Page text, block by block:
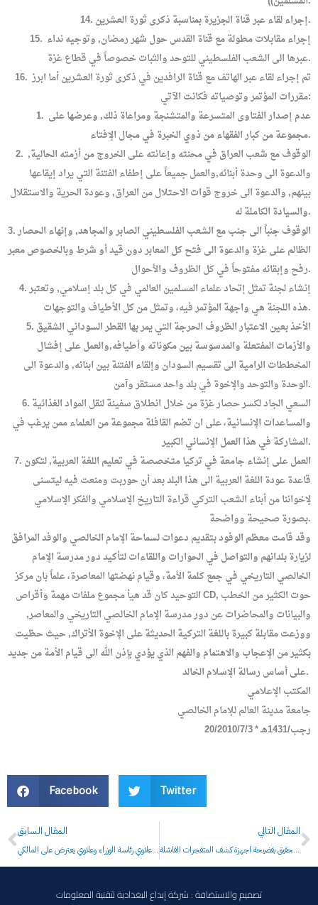
14. إجراء لقاء عبر قناة الجزيرة بمناسبة ذكرى ثورة العشرين.
15. إجراء مقابلات مطولة مع قناة القدس حول شهر رمضان, وتوجيه نداء
عبرها الى الشعب الفلسطيني للتوحد والثبات خصوصاً في قطاع غزة.
16. تم إجراء لقاء عبر الهاتف مع قناة الرافدين في ذكرى ثورة العشرين أما ابرز
مقررات المؤتمر وتوصياته فكانت الآتي:
1. عدم إصدار الفتاوى المتسرعة والمتشنجة ومراعاة ذلك, وعرضها على
مجموعة من كبار الفقهاء من ذوي الخبرة في مجال الإفتاء.
2. الوقوف مع شعب العراق في محنته وإعانته على الخروج من أزمته الحالية,
والدعوة الى وحدة أبنائه,والعمل جميعاً على إطفاء الفتنة التي يراد إيقاعها
بينهم, والدعوة الى خروج قوات الاحتلال من العراق, وعودة الحرية والاستقلال
والسيادة الكاملة له.
3. الوقوف جنباً الى جنب مع الشعب الفلسطيني الصابر والمجاهد, وإنهاء الحصار
الظالم على غزة والدعوة الى فتح كل المعابر دون قيد أو شرط وبالخصوص معبر
رفح وإبقائه مفتوحاً في كل الظروف والأحوال.
4. إنشاء لجنة تمثل إتحاد علماء المسلمين العالمي في كل بلد إسلامي, وتعتبر
هذه اللجنة هي واجهة المؤتمر فيه، وتمثل من كل الأطياف والتوجهات.
5. الأخذ بعين الاعتبار الظروف الحرجة التي يمر بها القطر السوداني الشقيق
والأزمات المفتعلة والمدسوسة بين مكوناته وأطيافه,والعمل على إفشال
المخططات الرامية الى تقسيم السودان وإلقاء الفتنة بين ابنائه, والدعوة الى
الوحدة والتوحد والإخوة في بلد واحد مستقر وآمن.
6. السعي الجاد لكسر حصار غزة من خلال انطلاق سفينة لنقل المواد الغذائية
والمساعدات الإنسانية، على ان تضم القافلة مجموعة من العلماء ممن يرغب في
المشاركة في هذا العمل الإنساني الكبير.
7. العمل على إنشاء جامعة في تركيا متخصصة في تعليم اللغة العربية, لتكون
قاعدة عودة اللغة العربية الى هذا البلد بعد أن حوربت ومنعت فيه ليتسنى
لإخواننا من أبناء الشعب التركي قراءة التاريخ الإسلامي والفكر الإسلامي
بصورة صحيحة وواضحة.
وقد قامت معظم الوفود بتقديم دعوات لسماحة الإمام الخالصي والوفد المرافق
لزيارة بلدانهم والتواصل في الحوارات واللقاءات لتأكيد دور مدرسة الإمام
الخالصي التاريخي في جمع كلمة الأمة، وقيام نهضتها المعاصرة، علماً بان مركز
التوحيد كان قد هيأ مجموع ملفات مهمة وأقراص CD, حوت الكثير من الخطب
والبيانات والمحاضرات عن دور مدرسة الإمام الخالصي التاريخي والمعاصر,
ووزعت مقابلة كبيرة باللغة التركية الحديثة على الإخوة الأتراك, حيث حظيت
بكثير من الإعجاب والاهتمام والفهم الذي يؤدي بإذن الله الى قيام الأمة من جديد
على أساس رسالة الإسلام الخالد.
المكتب الإعلامي
جامعة مدينة العالم للإمام الخالصي
20/رجب/1431هـ * 2010/7/3
Facebook Twitter
Prev
المقال السابق
المالكي لا يعترض على تولي علاوي رئاسة الوزراء وعلاوي يعترض على المالكي
المقال التالي
مسؤول نزاهي يطل 585 مليون دينار مقابل غلق التحقيق بفضيحة اجهزة كشف المتفجرات الفاشلة
تصميم والاستضافة : شركة إبداع البغدادية لتقنية المعلومات